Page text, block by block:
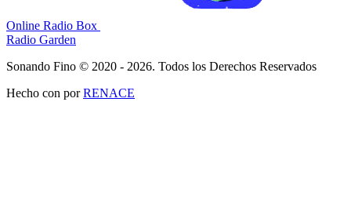
Online Radio Box
Radio Garden
Sonando Fino © 2020 - 2026. Todos los Derechos Reservados
Hecho con porRENACE